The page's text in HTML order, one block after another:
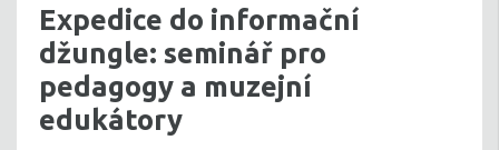
Expedice do informační
džungle: seminář pro
pedagogy a muzejní
edukátory